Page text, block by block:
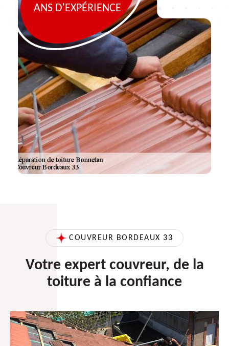
ANS D'EXPÉRIENCE
COUVREUR BORDEAUX 33
Votre expert couvreur, de la
toiture à la confiance